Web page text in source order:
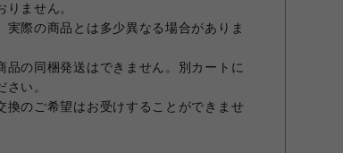
ません。
際の商品とは多少異なる場合がありま
品の同梱発送はできません。別カートに
い。
換のご希望はお受けすることができませ